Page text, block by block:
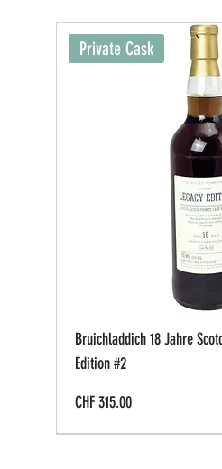
Private Cask
Bruichladdich 18 Jahre
Edition #2
Preis
CHF 315.00